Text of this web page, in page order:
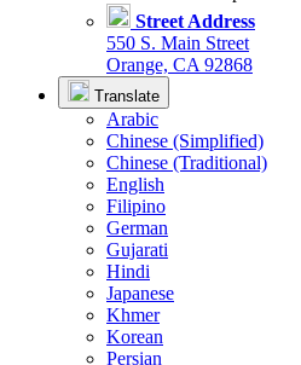
Street Address
550 S. Main Street
Orange, CA 92868
Translate
Arabic
Chinese (Simplified)
Chinese (Traditional)
English
Filipino
German
Gujarati
Hindi
Japanese
Khmer
Korean
Persian